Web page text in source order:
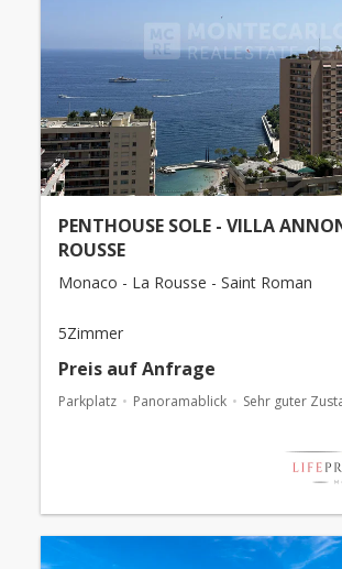
PENTHOUSE SOLE - VILLA
ROUSSE
Monaco - La Rousse - Saint Roman
5Zimmer
Preis auf Anfrage
Parkplatz Panoramablick Sehr guter